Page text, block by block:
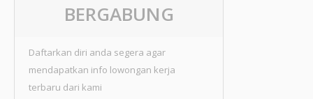
BERGABUNG
Daftarkan diri anda segera agar
mendapatkan info lowongan kerja
terbaru dari kami